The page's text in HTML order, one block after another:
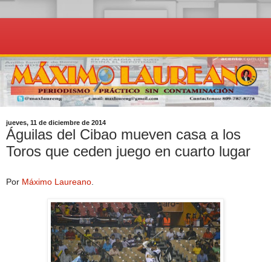
jueves, 11 de diciembre de 2014
Águilas del Cibao mueven casa a los
Toros que ceden juego en cuarto lugar
Por Máximo Laureano